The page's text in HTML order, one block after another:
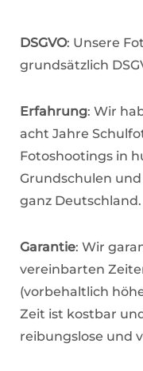
DSGVO: Unsere
grundsätzlich
Erfahrung: Wir
acht Jahre
Fotoshootings in
Grundschulen
ganz Deutschland.
Garantie: Wir
vereinbarten
(vorbehaltlich
Zeit ist kostbar
reibungslose und